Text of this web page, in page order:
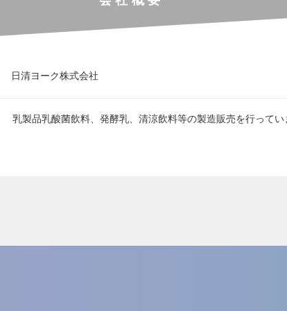
日清ヨーク株式会社
乳製品乳酸菌飲料、発酵乳、清涼飲料等の製造販売を行ってい